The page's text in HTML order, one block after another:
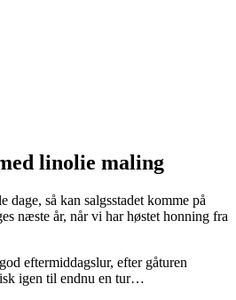
linolie maling
dage, så kan salgsstadet komme på
næste år, når vi har høstet honning fra
eftermiddagslur, efter gåturen
igen til endnu en tur…